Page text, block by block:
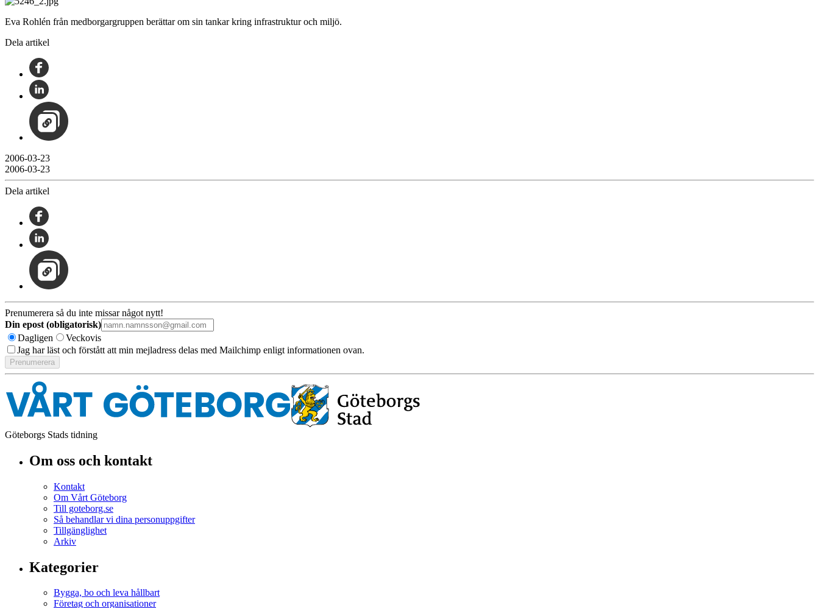
Eva Rohlén från medborgargruppen berättar om sin tankar kring infrastruktur och miljö.
Dela artikel
2006-03-23
2006-03-23
Dela artikel
Prenumerera så du inte missar något nytt!
Din epost (obligatorisk)
Dagligen
Veckovis
Jag har läst och förstått att min mejladress delas med Mailchimp enligt informationen ovan.
Göteborgs Stads tidning
Om oss och kontakt
Kontakt
Om Vårt Göteborg
Till goteborg.se
Så behandlar vi dina personuppgifter
Tillgänglighet
Arkiv
Kategorier
Bygga, bo och leva hållbart
Företag och organisationer